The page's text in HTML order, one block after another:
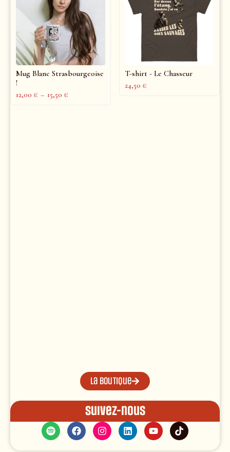
Mug Blanc Strasbourgeoise
!
12,00 € – 15,50 €
T-shirt - Le Chasseur
24,50 €
La boutique
Suivez-nous